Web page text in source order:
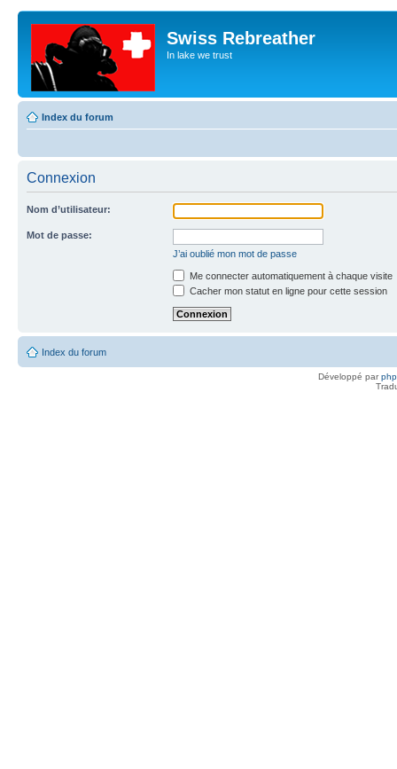
Swiss Rebreather
In lake we trust
Index du forum
Connexion
Nom d’utilisateur:
Mot de passe:
J’ai oublié mon mot de passe
Me connecter automatiquement à chaque visite
Cacher mon statut en ligne pour cette session
Index du forum
Développé par